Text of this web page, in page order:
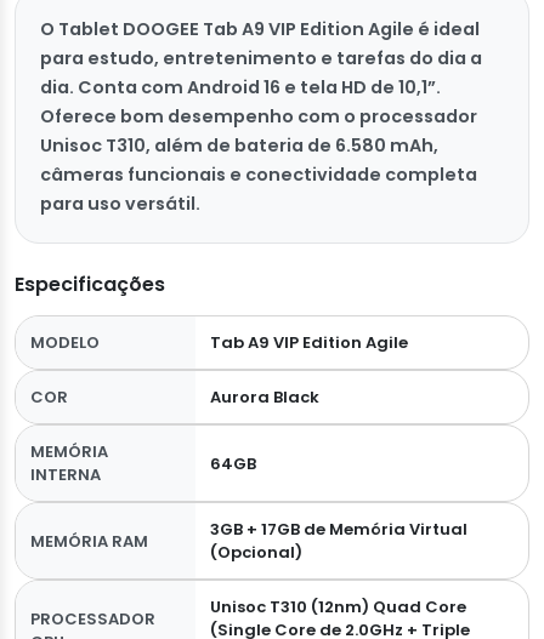
O Tablet DOOGEE Tab A9 VIP Edition Agile é ideal
para estudo, entretenimento e tarefas do dia a
dia. Conta com Android 16 e tela HD de 10,1”.
Oferece bom desempenho com o processador
Unisoc T310, além de bateria de 6.580 mAh,
câmeras funcionais e conectividade completa
para uso versátil.
Especificações
MODELO Tab A9 VIP Edition Agile
COR Aurora Black
MEMÓRIA
INTERNA
64GB
MEMÓRIA RAM
3GB + 17GB de Memória Virtual
(Opcional)
PROCESSADOR
Unisoc T310 (12nm) Quad Core
(Single Core de 2.0GHz + Triple